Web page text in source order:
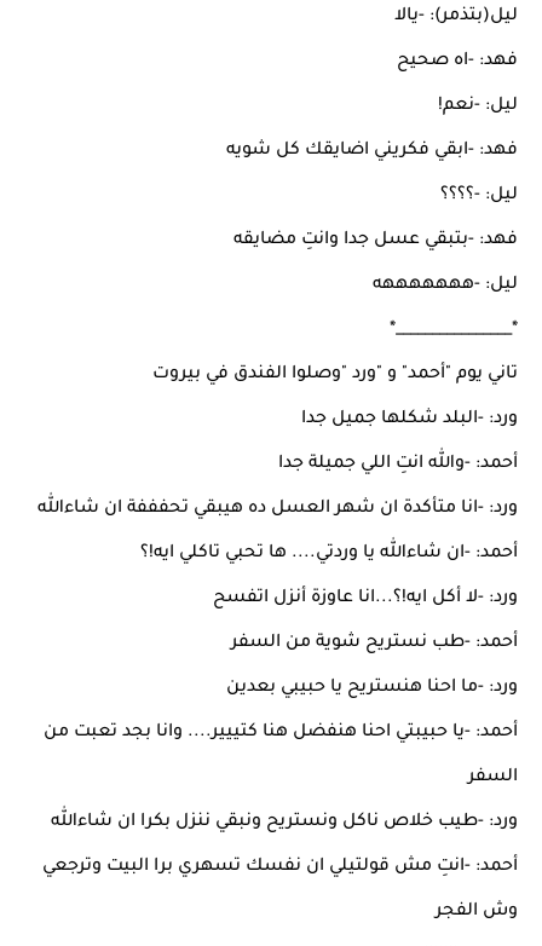
ليل(بتذمر): -يالا
فهد: -اه صحيح
ليل: -نعم!
فهد: -ابقي فكريني اضايقك كل شويه
ليل: -؟؟؟؟
فهد: -بتبقي عسل جدا وانتِ مضايقه
ليل: -هههههههه
*________________*
تاني يوم "أحمد" و "ورد "وصلوا الفندق في بيروت
ورد: -البلد شكلها جميل جدا
أحمد: -والله انتِ اللي جميلة جدا
ورد: -انا متأكدة ان شهر العسل ده هيبقي تحفففة ان شاءالله
أحمد: -ان شاءالله يا وردتي.... ها تحبي تاكلي ايه!؟
ورد: -لا أكل ايه!؟...انا عاوزة أنزل اتفسح
أحمد: -طب نستريح شوية من السفر
ورد: -ما احنا هنستريح يا حبيبي بعدين
أحمد: -يا حبيبتي احنا هنفضل هنا كتييير.... وانا بجد تعبت من
السفر
ورد: -طيب خلاص ناكل ونستريح ونبقي ننزل بكرا ان شاءالله
أحمد: -انتِ مش قولتيلي ان نفسك تسهري برا البيت وترجعي
وش الفجر